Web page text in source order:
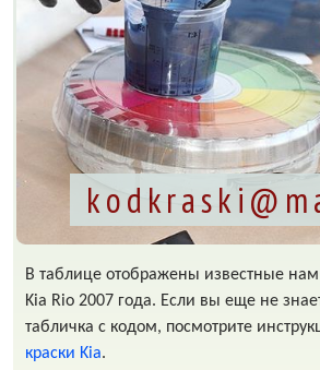
В таблице отображены известные
Kia Rio 2007 года. Если вы еще не
табличка с кодом, посмотрите
краски Kia.